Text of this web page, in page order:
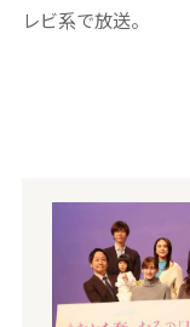
レビ系で放送。